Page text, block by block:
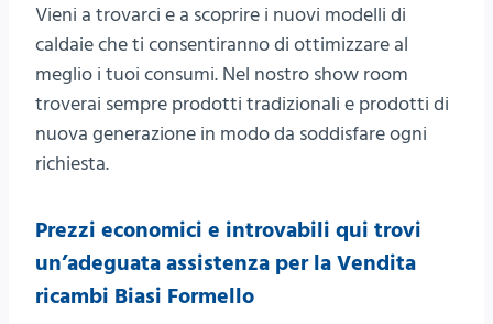
Vieni a trovarci e a scoprire i nuovi modelli di
caldaie che ti consentiranno di ottimizzare al
meglio i tuoi consumi. Nel nostro show room
troverai sempre prodotti tradizionali e prodotti di
nuova generazione in modo da soddisfare ogni
richiesta.
Prezzi economici e introvabili qui trovi
un’adeguata assistenza per la Vendita
ricambi Biasi Formello